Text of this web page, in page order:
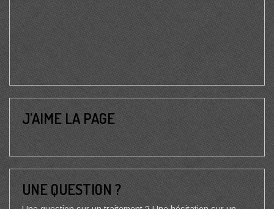
J’AIME LA PAGE
UNE QUESTION ?